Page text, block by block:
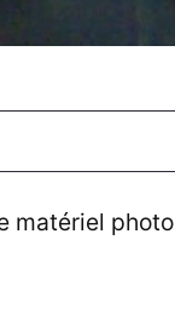
matériel photo